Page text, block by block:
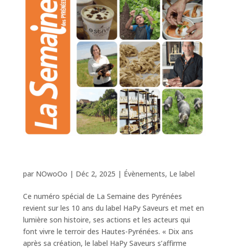
par NOwoOo | Déc 2, 2025 | Évènements, Le label
Ce numéro spécial de La Semaine des Pyrénées
revient sur les 10 ans du label HaPy Saveurs et met en
lumière son histoire, ses actions et les acteurs qui
font vivre le terroir des Hautes-Pyrénées. « Dix ans
après sa création, le label HaPy Saveurs s’affirme